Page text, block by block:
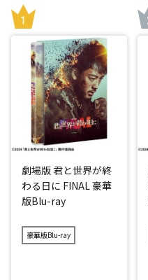
劇場版 君と世界が終
わる日に FINAL 豪華
版Blu-ray
豪華版Blu-ray